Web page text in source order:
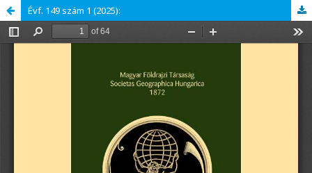
Évf. 149 szám 1 (2025):